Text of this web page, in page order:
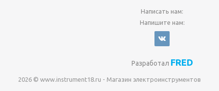
Написать нам:
Напишите нам:
Разработал FRED
2026 © www.instrument18.ru - Магазин электроинструментов